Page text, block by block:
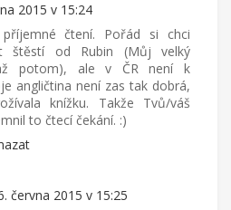
2015 v 15:24
čtení. Pořád si chci
štěstí od Rubin (Můj velký
potom), ale v ČR není k
angličtina není zas tak dobrá,
knížku. Takže Tvů/váš
to čtecí čekání. :)
června 2015 v 15:25